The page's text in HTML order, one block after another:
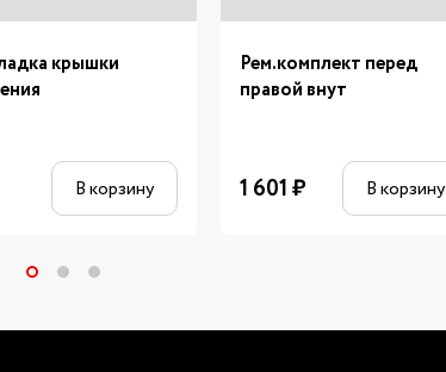
крышки
В корзину
Рем.комплект перед
правой внут
1 601₽ В корзину